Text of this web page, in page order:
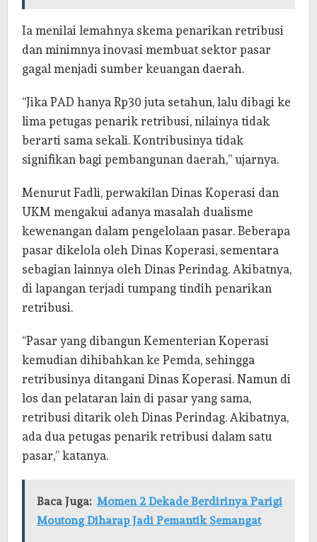
Ia menilai lemahnya skema penarikan retribusi
dan minimnya inovasi membuat sektor pasar
gagal menjadi sumber keuangan daerah.
“Jika PAD hanya Rp30 juta setahun, lalu dibagi ke
lima petugas penarik retribusi, nilainya tidak
berarti sama sekali. Kontribusinya tidak
signifikan bagi pembangunan daerah,” ujarnya.
Menurut Fadli, perwakilan Dinas Koperasi dan
UKM mengakui adanya masalah dualisme
kewenangan dalam pengelolaan pasar. Beberapa
pasar dikelola oleh Dinas Koperasi, sementara
sebagian lainnya oleh Dinas Perindag. Akibatnya,
di lapangan terjadi tumpang tindih penarikan
retribusi.
“Pasar yang dibangun Kementerian Koperasi
kemudian dihibahkan ke Pemda, sehingga
retribusinya ditangani Dinas Koperasi. Namun di
los dan pelataran lain di pasar yang sama,
retribusi ditarik oleh Dinas Perindag. Akibatnya,
ada dua petugas penarik retribusi dalam satu
pasar,” katanya.
Baca Juga: Momen 2 Dekade Berdirinya Parigi
Moutong Diharap Jadi Pemantik Semangat